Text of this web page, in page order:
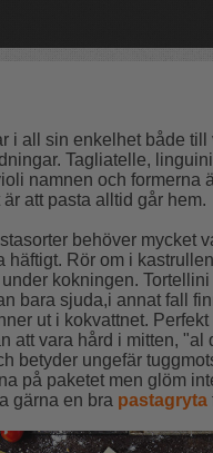
i all sin enkelhet både till
Tagliatelle,
namnen och formerna
är att pasta alltid går hem.
behöver mycket
häftigt. Rör om i
kokningen.
bara sjuda,i annat fall
ut i kokvattnet. Perfekt
att vara hård i mitten, "al
betyder ungefär
på paketet men glöm
gärna en bra pastagryta